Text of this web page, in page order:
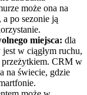
może ona na
po sezonie ją
miejsca: dla
w ciągłym ruchu,
przeżytkiem. CRM w
na świecie, gdzie